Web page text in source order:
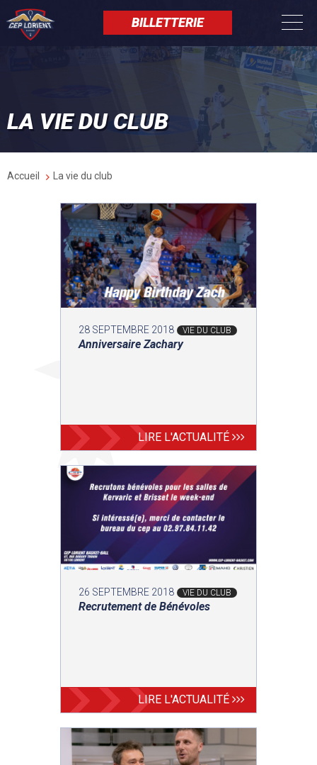
au
contenu
principal
BILLETTERIE
LA VIE DU CLUB
Fil
Accueil La vie du club
28 SEPTEMBRE 2018 VIE DU CLUB
Anniversaire Zachary
LIRE L'ACTUALITÉ
26 SEPTEMBRE 2018 VIE DU CLUB
Recrutement de Bénévoles
LIRE L'ACTUALITÉ
Panneau de gestion des cookies